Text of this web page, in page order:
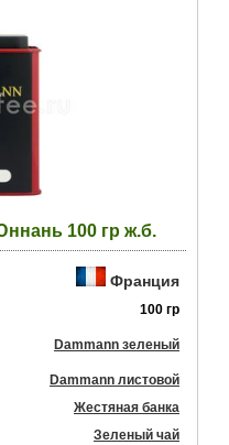
100 гр ж.б.
Франция
100 гр
Dammann зеленый
Dammann листовой
Жестяная банка
Зеленый чай